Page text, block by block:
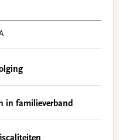
in familieverband